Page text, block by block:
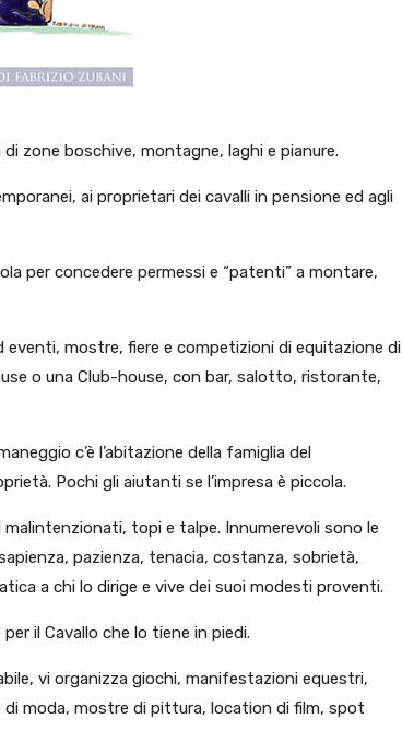
zone boschive, montagne, laghi e pianure.
ai proprietari dei cavalli in pensione ed agli
per concedere permessi e “patenti” a montare,
mostre, fiere e competizioni di equitazione di
o una Club-house, con bar, salotto, ristorante,
c’è l’abitazione della famiglia del
Pochi gli aiutanti se l’impresa è piccola.
topi e talpe. Innumerevoli sono le
pazienza, tenacia, costanza, sobrietà,
a chi lo dirige e vive dei suoi modesti proventi.
il Cavallo che lo tiene in piedi.
vi organizza giochi, manifestazioni equestri,
di moda, mostre di pittura, location di film, spot